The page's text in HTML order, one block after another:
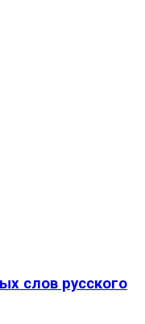
слов русского